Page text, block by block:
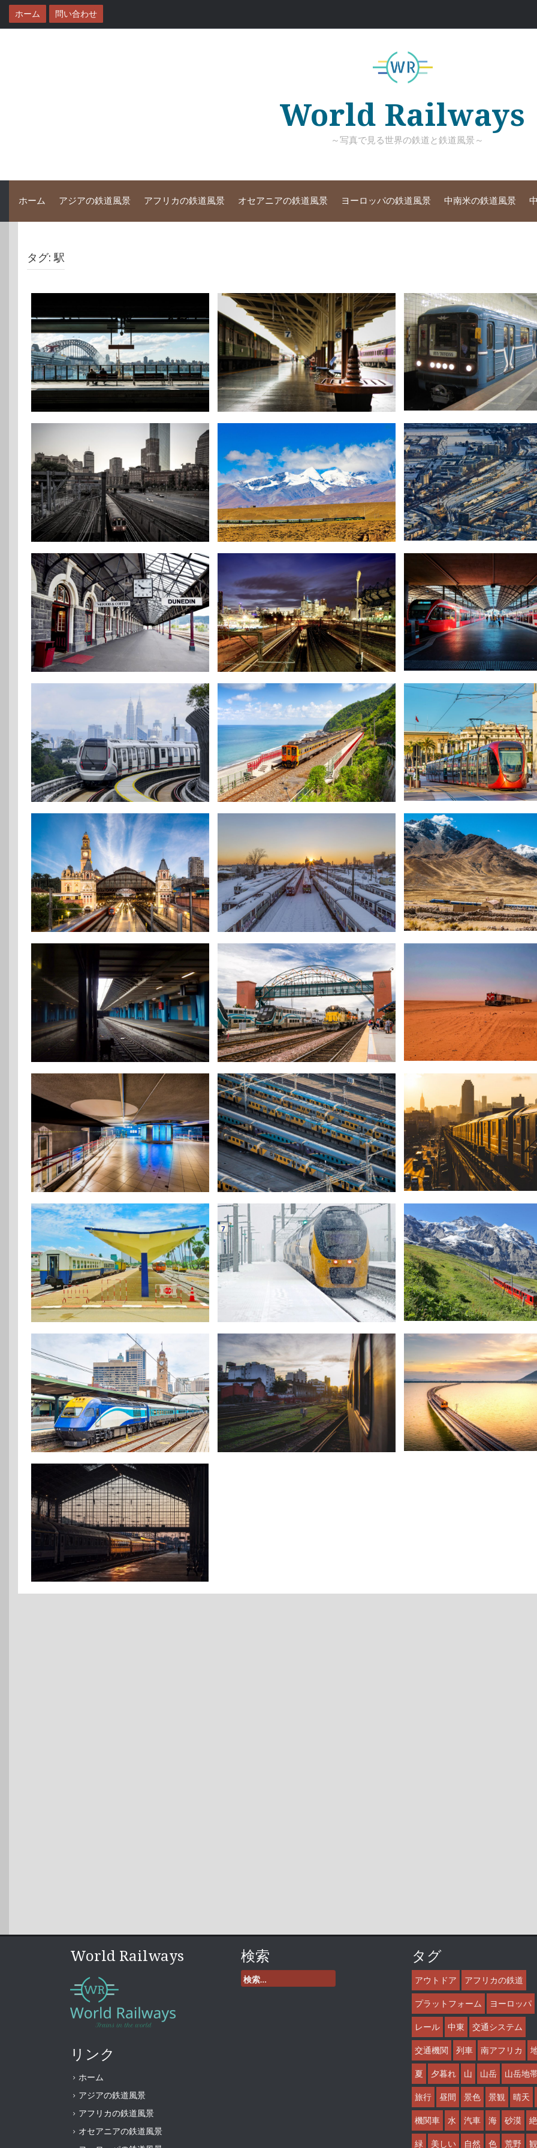
テ
ホーム 問い合わせ
World Railways
～写真で見る世界の鉄道と鉄道風景～
ホーム アジアの鉄道風景 アフリカの鉄道風景 オセアニアの鉄道風景 ヨーロッパの鉄道風景 中南米の鉄道風景
タグ: 駅
World Railways
リンク
ホーム
アジアの鉄道風景
アフリカの鉄道風景
オセアニアの鉄道風景
検索
検
索:
タグ
アウトドア アフリカの鉄道
プラットフォーム ヨーロッパ
レール 中東 交通システム
交通機関 列車 南アフリカ
夏 夕暮れ 山 山岳 山岳地
旅行 昼間 景色 景観 晴天
機関車 水 汽車 海 砂漠
緑 美しい 自然 色 荒野